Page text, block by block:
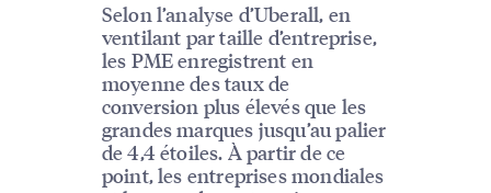
Selon l’analyse d’Uberall, en
ventilant par taille d’entreprise,
les PME enregistrent en
moyenne des taux de
conversion plus élevés que les
grandes marques jusqu’au palier
de 4,4 étoiles. À partir de ce
point, les entreprises mondiales